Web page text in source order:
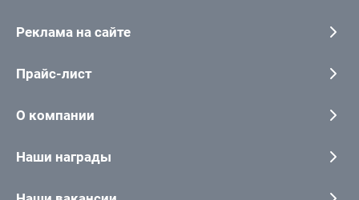
Реклама на сайте
Прайс-лист
О компании
Наши награды